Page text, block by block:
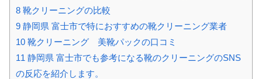
8 靴クリーニングの比較
9 静岡県 富士市で特におすすめの靴クリーニング業者
10 靴クリーニング 美靴パックの口コミ
11 静岡県 富士市でも参考になる靴のクリーニングのSNS
の反応を紹介します。